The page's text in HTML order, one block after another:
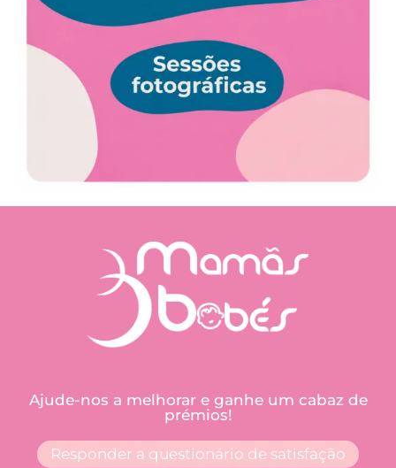
Ajude-nos a melhorar e ganhe um cabaz de
prémios!
Responder a questionário de satisfação